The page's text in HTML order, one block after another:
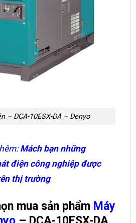
– DCA-10ESX-DA – Denyo
Mách bạn những
điện công nghiệp được
thị trường
mua sản phẩm Máy